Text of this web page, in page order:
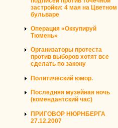
застройки: 4 мая на Цветном
бульваре
Операция «Оккупируй
Тюмень»
Организаторы протеста
против выборов хотят все
сделать по закону
Политический юмор.
Последняя музейная ночь
(комендантский час)
ПРИГОВОР НЮРНБЕРГА
27.12.2007